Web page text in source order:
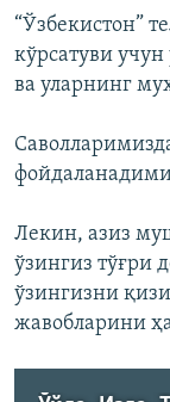
“Ўзбекистон”
кўрсатуви
ва уларнинг
Лекин, азиз
ўзингиз тўғри
ўзингизни
жавобларини